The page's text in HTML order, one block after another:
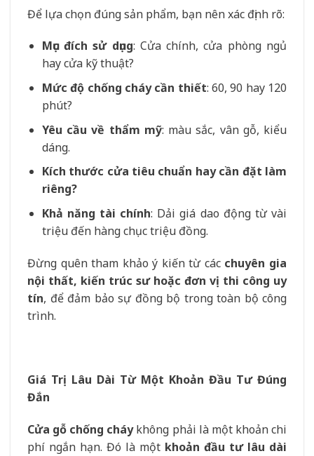
Để lựa chọn đúng sản phẩm, bạn nên xác định rõ:
Mục đích sử dụng: Cửa chính, cửa phòng ngủ
hay cửa kỹ thuật?
Mức độ chống cháy cần thiết: 60, 90 hay 120
phút?
Yêu cầu về thẩm mỹ: màu sắc, vân gỗ, kiểu
dáng.
Kích thước cửa tiêu chuẩn hay cần đặt làm
riêng?
Khả năng tài chính: Dải giá dao động từ vài
triệu đến hàng chục triệu đồng.
Đừng quên tham khảo ý kiến từ các chuyên gia
nội thất, kiến trúc sư hoặc đơn vị thi công uy
tín, để đảm bảo sự đồng bộ trong toàn bộ công
trình.
Giá Trị Lâu Dài Từ Một Khoản Đầu Tư Đúng
Đắn
Cửa gỗ chống cháykhông phải là một khoản chi
phí ngắn hạn. Đó là một khoản đầu tư lâu dài